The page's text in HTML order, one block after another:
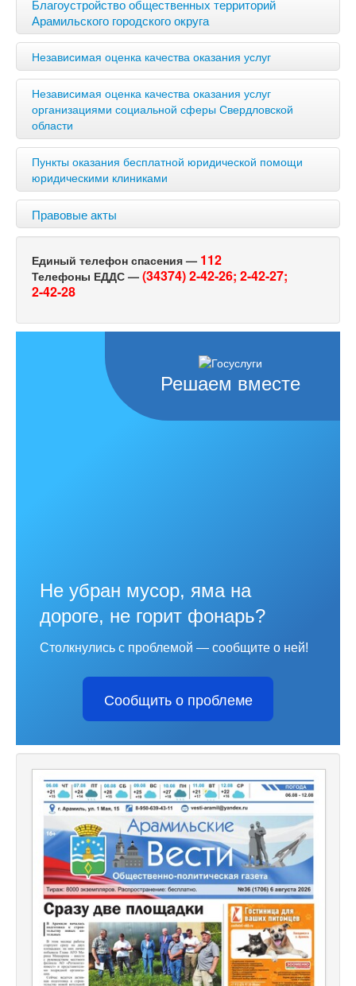
Благоустройство общественных территорий
Арамильского городского округа
Независимая оценка качества оказания услуг
Независимая оценка качества оказания услуг
организациями социальной сферы Свердловской
области
Пункты оказания бесплатной юридической помощи
юридическими клиниками
Правовые акты
Единый телефон спасения — 112
Телефоны ЕДДС — (34374) 2-42-26; 2-42-27;
2-42-28
Решаем вместе
Не убран мусор, яма на
дороге, не горит фонарь?
Столкнулись с проблемой — сообщите о ней!
Сообщить о проблеме